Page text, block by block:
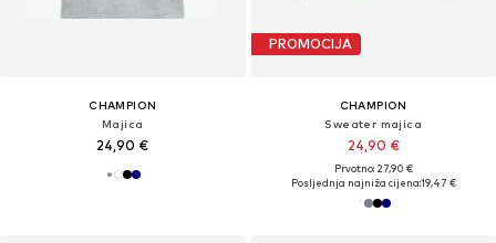
CHAMPION
Majica
24,90 €
PROMOCIJA
CHAMPION
Sweater majica
24,90 €
Prvotno: 27,90 €
Posljednja najniža cijena:19,47 €